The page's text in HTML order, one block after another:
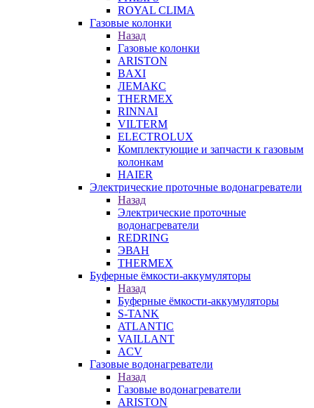
ROYAL CLIMA
Газовые колонки
Назад
Газовые колонки
ARISTON
BAXI
ЛЕМАКС
THERMEX
RINNAI
VILTERM
ELECTROLUX
Комплектующие и запчасти к газовым
колонкам
HAIER
Электрические проточные водонагреватели
Назад
Электрические проточные
водонагреватели
REDRING
ЭВАН
THERMEX
Буферные ёмкости-аккумуляторы
Назад
Буферные ёмкости-аккумуляторы
S-TANK
ATLANTIC
VAILLANT
ACV
Газовые водонагреватели
Назад
Газовые водонагреватели
ARISTON